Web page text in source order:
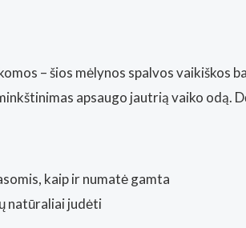
– šios mėlynos spalvos vaikiškos
apsaugo jautrią vaiko odą.
kaip ir numatė gamta
natūraliai judėti